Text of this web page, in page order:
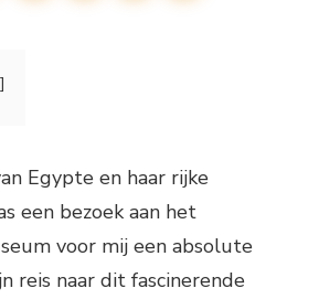
Egypte en haar rijke
een bezoek aan het
voor mij een absolute
reis naar dit fascinerende